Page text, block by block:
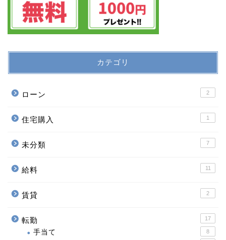
カテゴリ
ローン 2
住宅購入 1
未分類 7
給料 11
賃貸 2
転勤 17
手当て 8